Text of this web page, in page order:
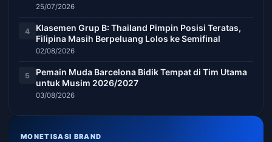
25/07/2026
4
Klasemen Grup B: Thailand Pimpin Posisi Teratas,
Filipina Masih Berpeluang Lolos ke Semifinal
02/08/2026
5
Pemain Muda Barcelona Bidik Tempat di Tim Utama
untuk Musim 2026/2027
03/08/2026
MONETISASI BRAND